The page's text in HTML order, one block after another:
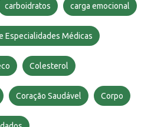
carboidratos carga emocional
Especialidades Médicas
Colesterol
Coração Saudável Corpo